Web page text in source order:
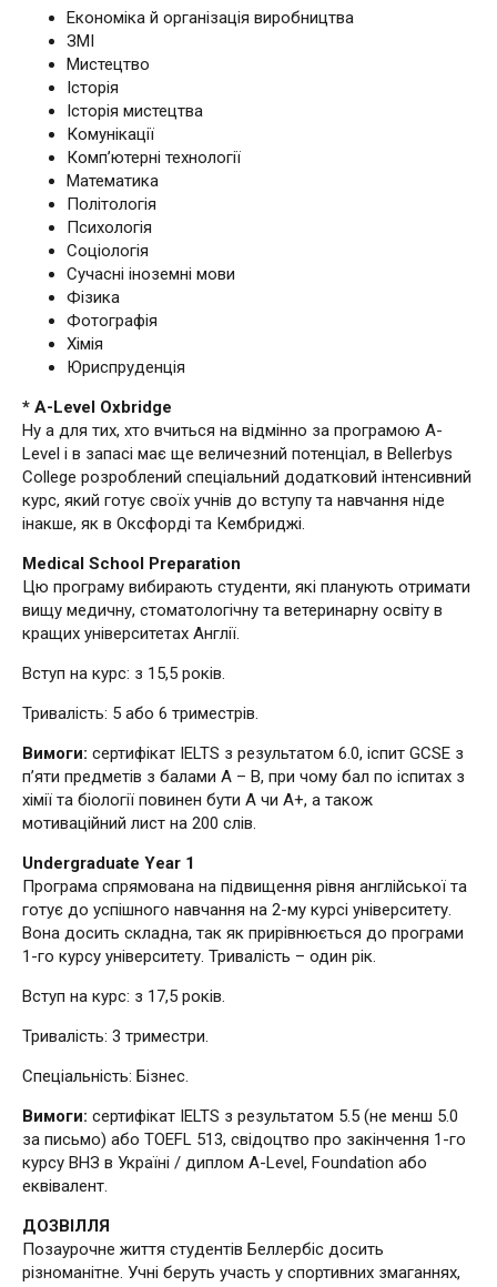
Економіка й організація виробництва
ЗМІ
Мистецтво
Історія
Історія мистецтва
Комунікації
Комп’ютерні технології
Математика
Політологія
Психологія
Соціологія
Сучасні іноземні мови
Фізика
Фотографія
Хімія
Юриспруденція
* A-Level Oxbridge
Ну а для тих, хто вчиться на відмінно за програмою A-
Level і в запасі має ще величезний потенціал, в Bellerbys
College розроблений спеціальний додатковий інтенсивний
курс, який готує своїх учнів до вступу та навчання ніде
інакше, як в Оксфорді та Кембриджі.
Medical School Preparation
Цю програму вибирають студенти, які планують отримати
вищу медичну, стоматологічну та ветеринарну освіту в
кращих університетах Англії.
Вступ на курс: з 15,5 років.
Тривалість: 5 або 6 триместрів.
Вимоги: сертифікат IELTS з результатом 6.0, іспит GCSE з
п’яти предметів з балами A – В, при чому бал по іспитах з
хімії та біології повинен бути А чи А+, а також
мотиваційний лист на 200 слів.
Undergraduate Year 1
Програма спрямована на підвищення рівня англійської та
готує до успішного навчання на 2-му курсі університету.
Вона досить складна, так як прирівнюється до програми
1-го курсу університету. Тривалість – один рік.
Вступ на курс: з 17,5 років.
Тривалість: 3 триместри.
Спеціальність: Бізнес.
Вимоги: сертифікат IELTS з результатом 5.5 (не менш 5.0
за письмо) або TOEFL 513, свідоцтво про закінчення 1-го
курсу ВНЗ в Україні / диплом A-Level, Foundation або
еквівалент.
ДОЗВІЛЛЯ
Позаурочне життя студентів Беллербіс досить
різноманітне. Учні беруть участь у спортивних змаганнях,